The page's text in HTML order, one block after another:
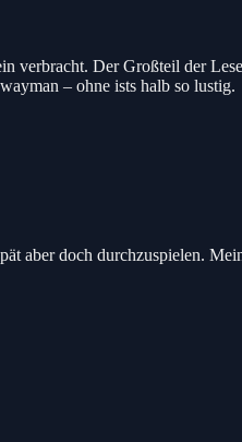
Der Großteil der
– ohne ists halb so lustig.
aber doch durchzuspielen.